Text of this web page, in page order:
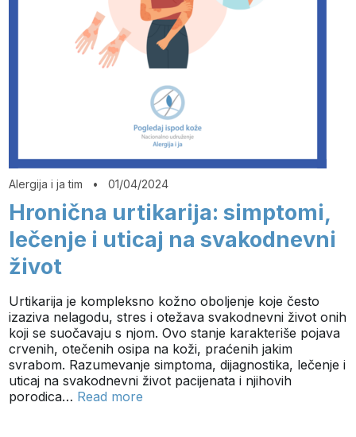
Alergija i ja tim •01/04/2024
Hronična urtikarija: simptomi,
lečenje i uticaj na svakodnevni
život
Urtikarija je kompleksno kožno oboljenje koje često
izaziva nelagodu, stres i otežava svakodnevni život onih
koji se suočavaju s njom. Ovo stanje karakteriše pojava
crvenih, otečenih osipa na koži, praćenih jakim
svrabom. Razumevanje simptoma, dijagnostika, lečenje i
uticaj na svakodnevni život pacijenata i njihovih
porodica… Read more